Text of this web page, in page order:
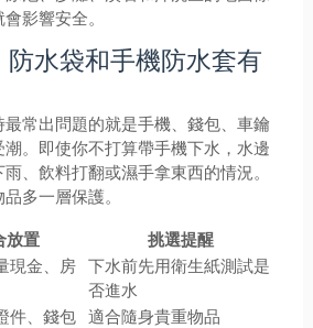
影響安全。
水袋和手機防水套有
常出問題的就是手機、錢包、車鑰
。即使你不打算帶手機下水，水邊
、飲料打翻或濕手拿東西的情況。
多一層保護。
放置
挑選提醒
現金、房 下水前先用衛生紙測試是
否進水
件、錢包 適合隨身貴重物品